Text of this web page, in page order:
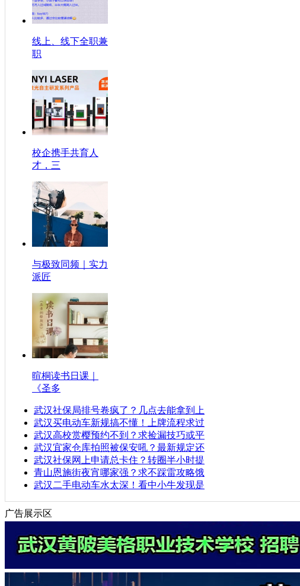
线上、线下全职兼
职
校企携手共育人
才，三
与极致同频｜实力
派匠
暄桐读书日课｜
《圣多
武汉社保局排号卷疯了？几点去能拿到上
武汉买电动车新规搞不懂！上牌流程求过
武汉高校赏樱预约不到？求捡漏技巧或平
武汉宜家仓库拍照被保安吼？最新规定还
武汉社保网上申请总卡住？转圈半小时提
青山恩施街夜宵哪家强？求不踩雷攻略饿
武汉二手电动车水太深！看中小牛发现是
广告展示区